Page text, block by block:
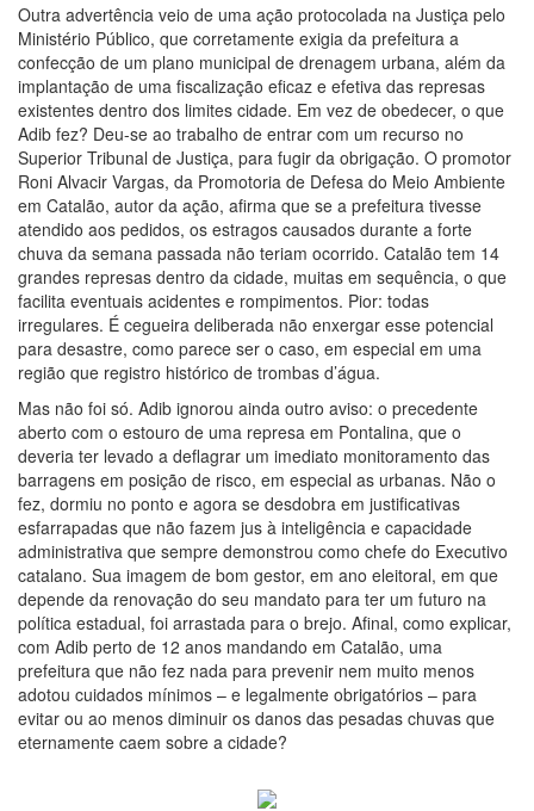
Outra advertência veio de uma ação protocolada na Justiça pelo
Ministério Público, que corretamente exigia da prefeitura a
confecção de um plano municipal de drenagem urbana, além da
implantação de uma fiscalização eficaz e efetiva das represas
existentes dentro dos limites cidade. Em vez de obedecer, o que
Adib fez? Deu-se ao trabalho de entrar com um recurso no
Superior Tribunal de Justiça, para fugir da obrigação. O promotor
Roni Alvacir Vargas, da Promotoria de Defesa do Meio Ambiente
em Catalão, autor da ação, afirma que se a prefeitura tivesse
atendido aos pedidos, os estragos causados durante a forte
chuva da semana passada não teriam ocorrido. Catalão tem 14
grandes represas dentro da cidade, muitas em sequência, o que
facilita eventuais acidentes e rompimentos. Pior: todas
irregulares. É cegueira deliberada não enxergar esse potencial
para desastre, como parece ser o caso, em especial em uma
região que registro histórico de trombas d’água.
Mas não foi só. Adib ignorou ainda outro aviso: o precedente
aberto com o estouro de uma represa em Pontalina, que o
deveria ter levado a deflagrar um imediato monitoramento das
barragens em posição de risco, em especial as urbanas. Não o
fez, dormiu no ponto e agora se desdobra em justificativas
esfarrapadas que não fazem jus à inteligência e capacidade
administrativa que sempre demonstrou como chefe do Executivo
catalano. Sua imagem de bom gestor, em ano eleitoral, em que
depende da renovação do seu mandato para ter um futuro na
política estadual, foi arrastada para o brejo. Afinal, como explicar,
com Adib perto de 12 anos mandando em Catalão, uma
prefeitura que não fez nada para prevenir nem muito menos
adotou cuidados mínimos – e legalmente obrigatórios – para
evitar ou ao menos diminuir os danos das pesadas chuvas que
eternamente caem sobre a cidade?